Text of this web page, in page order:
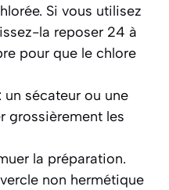
Si vous utilisez
la reposer 24 à
pour que le chlore
sécateur ou une
grossièrement les
la préparation.
non hermétique